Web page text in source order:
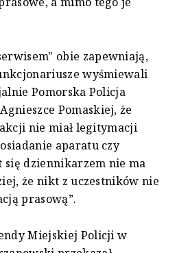
obie zapewniają,
wyśmiewali
Pomorska Policja
Pomaskiej, że
nie miał legitymacji
aparatu czy
się dziennikarzem nie ma
że nikt z uczestników nie
prasową”.
Miejskiej Policji w